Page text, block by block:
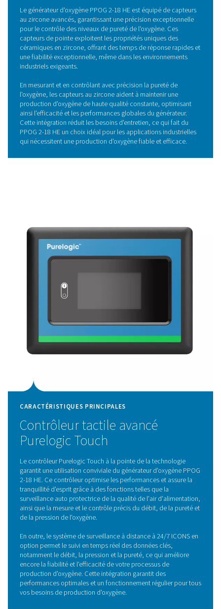
Le générateur d'oxygène PPOG 2-18 HE est doté d'un
avancé et d'un tamis moléculaire de zéolite (ZMS,
Molecular Sieves) hautement efficace, qui permet de
d'importantes économies d'énergie et de meilleures
performances. En utilisant le matériau ZMS beaucoup
efficacement que les générateurs d'oxygène
PPOG HE atteint jusqu'à 30 % d'efficacité en plus, ce
de réaliser d'importantes économies d'énergie.
Cette efficacité accrue vous permet d'opter pour un
et un compresseur d'oxygène plus petits et plus
sacrifier le rendement, ce qui vous garantit un
CARACTÉRISTIQUES PRINCIPALES
Capteurs d'oxygène au
Le générateur d'oxygène PPOG 2-18 HE est équipé de
au zircone avancés, garantissant une précision
pour le contrôle des niveaux de pureté de l'oxygène.
capteurs de pointe exploitent les propriétés uniques